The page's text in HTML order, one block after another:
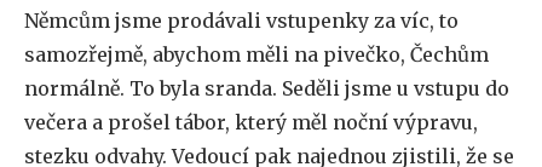
Němcům jsme prodávali vstupenky za víc, to
samozřejmě, abychom měli na pivečko, Čechům
normálně. To byla sranda. Seděli jsme u vstupu do
večera a prošel tábor, který měl noční výpravu,
stezku odvahy. Vedoucí pak najednou zjistili, že se